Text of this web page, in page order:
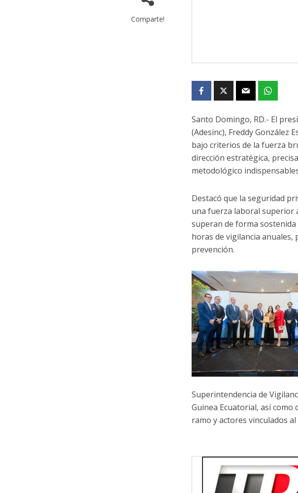
Comparte!
Santo Domingo, RD.- El
(Adesinc), Freddy González
bajo criterios de la fuerza
dirección estratégica,
metodológico
Destacó que la seguridad
una fuerza laboral superior
superan de forma sostenida
horas de vigilancia
prevención.
Superintendencia de
Guinea Ecuatorial, así
ramo y actores vinculados